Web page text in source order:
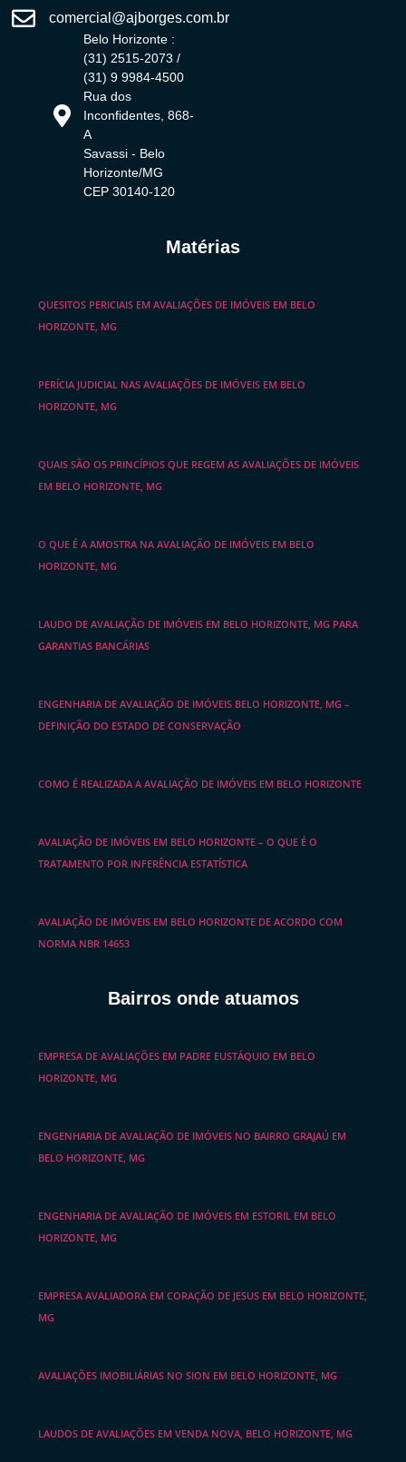
comercial@ajborges.com.br
Belo Horizonte :
(31) 2515-2073 /
(31) 9 9984-4500
Rua dos
Inconfidentes, 868-
A
Savassi - Belo
Horizonte/MG
CEP 30140-120
Matérias
QUESITOS PERICIAIS EM AVALIAÇÕES DE IMÓVEIS EM BELO
HORIZONTE, MG
PERÍCIA JUDICIAL NAS AVALIAÇÕES DE IMÓVEIS EM BELO
HORIZONTE, MG
QUAIS SÃO OS PRINCÍPIOS QUE REGEM AS AVALIAÇÕES DE IMÓVEIS
EM BELO HORIZONTE, MG
O QUE É A AMOSTRA NA AVALIAÇÃO DE IMÓVEIS EM BELO
HORIZONTE, MG
LAUDO DE AVALIAÇÃO DE IMÓVEIS EM BELO HORIZONTE, MG PARA
GARANTIAS BANCÁRIAS
ENGENHARIA DE AVALIAÇÃO DE IMÓVEIS BELO HORIZONTE, MG –
DEFINIÇÃO DO ESTADO DE CONSERVAÇÃO
COMO É REALIZADA A AVALIAÇÃO DE IMÓVEIS EM BELO HORIZONTE
AVALIAÇÃO DE IMÓVEIS EM BELO HORIZONTE – O QUE É O
TRATAMENTO POR INFERÊNCIA ESTATÍSTICA
AVALIAÇÃO DE IMÓVEIS EM BELO HORIZONTE DE ACORDO COM
NORMA NBR 14653
Bairros onde atuamos
EMPRESA DE AVALIAÇÕES EM PADRE EUSTÁQUIO EM BELO
HORIZONTE, MG
ENGENHARIA DE AVALIAÇÃO DE IMÓVEIS NO BAIRRO GRAJAÚ EM
BELO HORIZONTE, MG
ENGENHARIA DE AVALIAÇÃO DE IMÓVEIS EM ESTORIL EM BELO
HORIZONTE, MG
EMPRESA AVALIADORA EM CORAÇÃO DE JESUS EM BELO HORIZONTE,
MG
AVALIAÇÕES IMOBILIÁRIAS NO SION EM BELO HORIZONTE, MG
LAUDOS DE AVALIAÇÕES EM VENDA NOVA, BELO HORIZONTE, MG